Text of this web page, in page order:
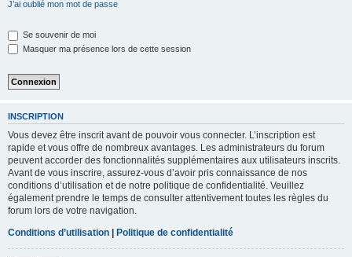
J’ai oublié mon mot de passe
Se souvenir de moi
Masquer ma présence lors de cette session
INSCRIPTION
Vous devez être inscrit avant de pouvoir vous connecter. L’inscription est
rapide et vous offre de nombreux avantages. Les administrateurs du forum
peuvent accorder des fonctionnalités supplémentaires aux utilisateurs inscrits.
Avant de vous inscrire, assurez-vous d’avoir pris connaissance de nos
conditions d’utilisation et de notre politique de confidentialité. Veuillez
également prendre le temps de consulter attentivement toutes les règles du
forum lors de votre navigation.
Conditions d’utilisation | Politique de confidentialité